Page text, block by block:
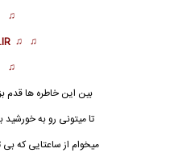
♫
♫ ♫
♫
بین این خاطره ها قدم
تا میتونی رو به
میخوام از ساعتایی که بی